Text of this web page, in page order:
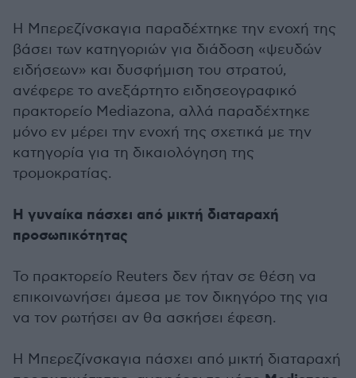
Η Μπερεζίνσκαγια παραδέχτηκε την ενοχή της
βάσει των κατηγοριών για διάδοση «ψευδών
ειδήσεων» και δυσφήμιση του στρατού,
ανέφερε το ανεξάρτητο ειδησεογραφικό
πρακτορείο Mediazona, αλλά παραδέχτηκε
μόνο εν μέρει την ενοχή της σχετικά με την
κατηγορία για τη δικαιολόγηση της
τρομοκρατίας.
Η γυναίκα πάσχει από μικτή διαταραχή
προσωπικότητας
Το πρακτορείο Reuters δεν ήταν σε θέση να
επικοινωνήσει άμεσα με τον δικηγόρο της για
να τον ρωτήσει αν θα ασκήσει έφεση.
Η Μπερεζίνσκαγια πάσχει από μικτή διαταραχή